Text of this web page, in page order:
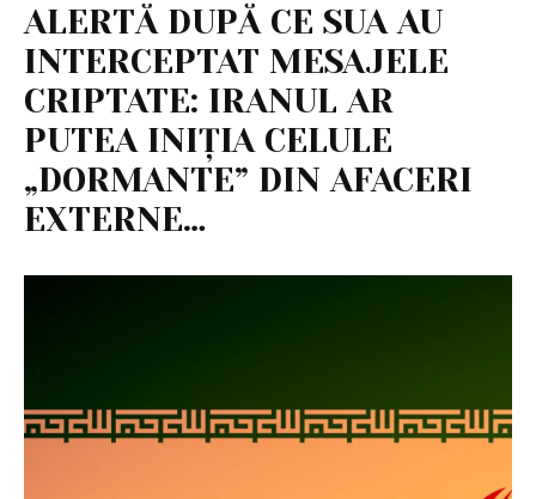
ALERTĂ DUPĂ CE SUA AU
INTERCEPTAT MESAJELE
CRIPTATE: IRANUL AR
PUTEA INIȚIA CELULE
„DORMANTE” DIN AFACERI
EXTERNE…